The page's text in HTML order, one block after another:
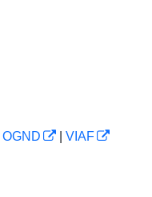
OGND
VIAF